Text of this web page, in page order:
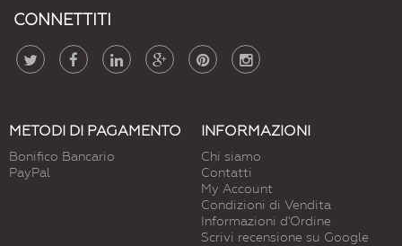
CONNETTITI
METODI DI PAGAMENTO
Bonifico Bancario
PayPal
INFORMAZIONI
Chi siamo
Contatti
My Account
Condizioni di Vendita
Informazioni d'Ordine
Scrivi recensione su Google